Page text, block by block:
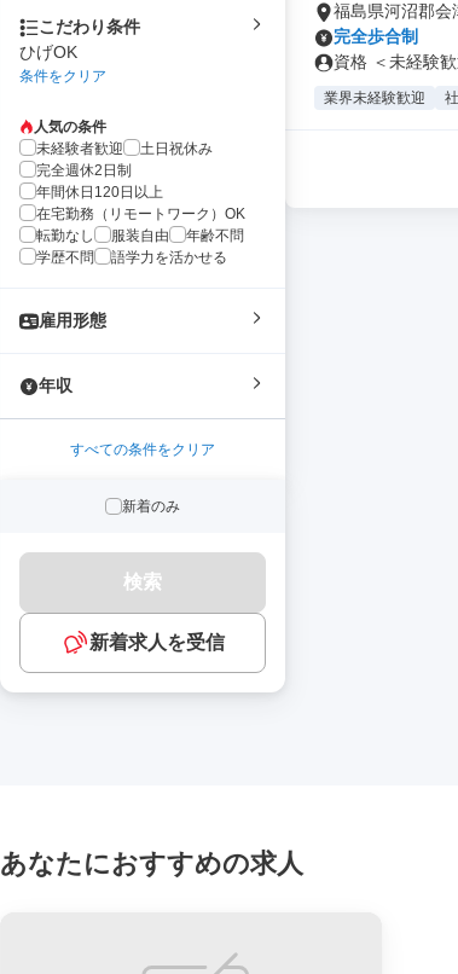
こだわり条件
ひげOK
条件をクリア
人気の条件
未経験者歓迎
土日祝休み
完全週休2日制
年間休日120日以上
在宅勤務（リモートワーク）OK
転勤なし
服装自由
年齢不問
学歴不問
語学力を活かせる
雇用形態
年収
すべての条件をクリア
新着のみ
検索
新着求人を受信
福島県河沼郡会
完全歩合制
資格 ＜未経験
業界未経験歓迎
あなたにおすすめの求人